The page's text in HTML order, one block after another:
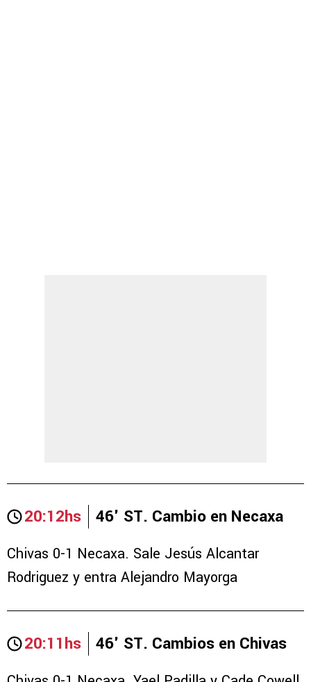
20:12hs 46' ST. Cambio en Necaxa
Chivas 0-1 Necaxa. Sale Jesús Alcantar
Rodriguez y entra Alejandro Mayorga
20:11hs 46' ST. Cambios en Chivas